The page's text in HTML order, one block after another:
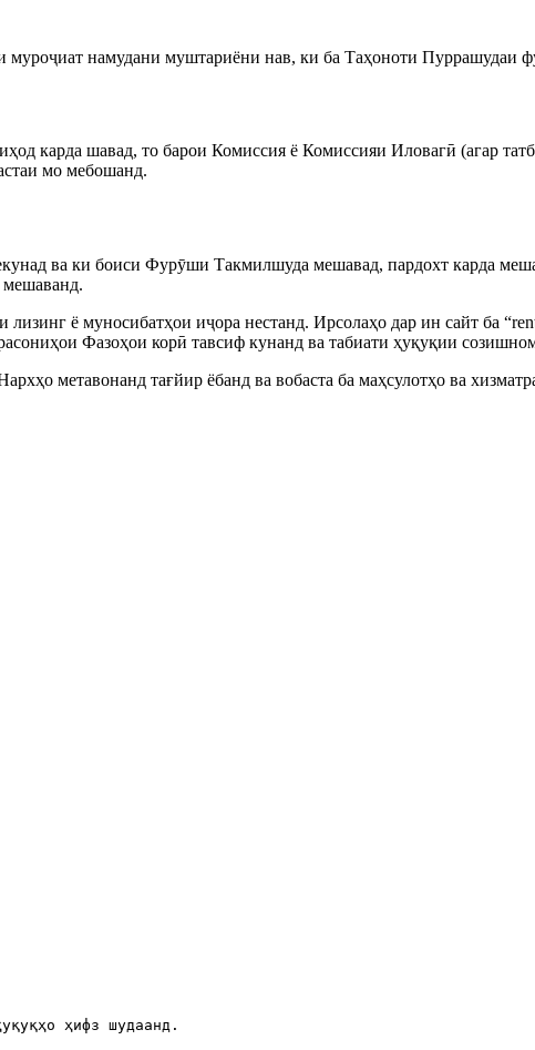
муроҷиат намудани муштариёни нав, ки ба Таҳоноти Пуррашудаи
карда шавад, то барои Комиссия ё Комиссияи Иловагӣ (агар
мо мебошанд.
ва ки боиси Фурӯши Такмилшуда мешавад, пардохт карда
мешаванд.
ё муносибатҳои иҷора нестанд. Ирсолаҳо дар ин сайт ба
Фазоҳои корӣ тавсиф кунанд ва табиати ҳуқуқии
метавонанд тағйир ёбанд ва вобаста ба маҳсулотҳо ва
ҳифз шудаанд.